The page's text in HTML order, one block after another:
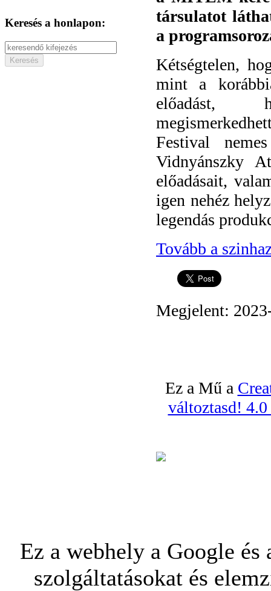
Keresés a honlapon:
társulatot
a
Kétségtelen,
mint a
előadást,
Festival
Vidnyánszky
előadásait,
igen nehéz
legendás
Tovább a
Megjelent:
Ez a Mű a
változtasd!
Ez a webhely a Google
szolgáltatásokat és